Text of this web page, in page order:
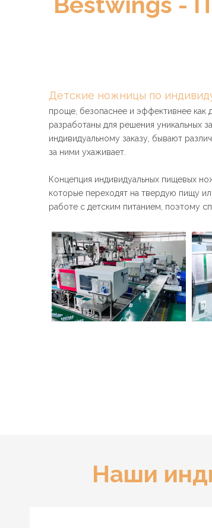
Детские ножницы по
проще, безопаснее и эффективнее как
разработаны для решения уникальных
индивидуальному заказу, бывают
за ними ухаживает.
Концепция индивидуальных пищевых
которые переходят на твердую пищу
работе с детским питанием, поэтому
Наши